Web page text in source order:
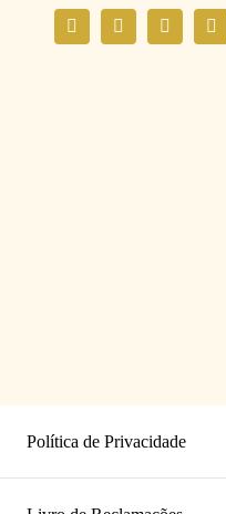
Política de Privacidade